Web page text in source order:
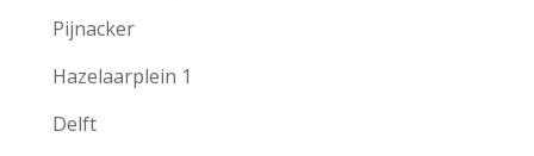
Pijnacker
Hazelaarplein 1
Delft